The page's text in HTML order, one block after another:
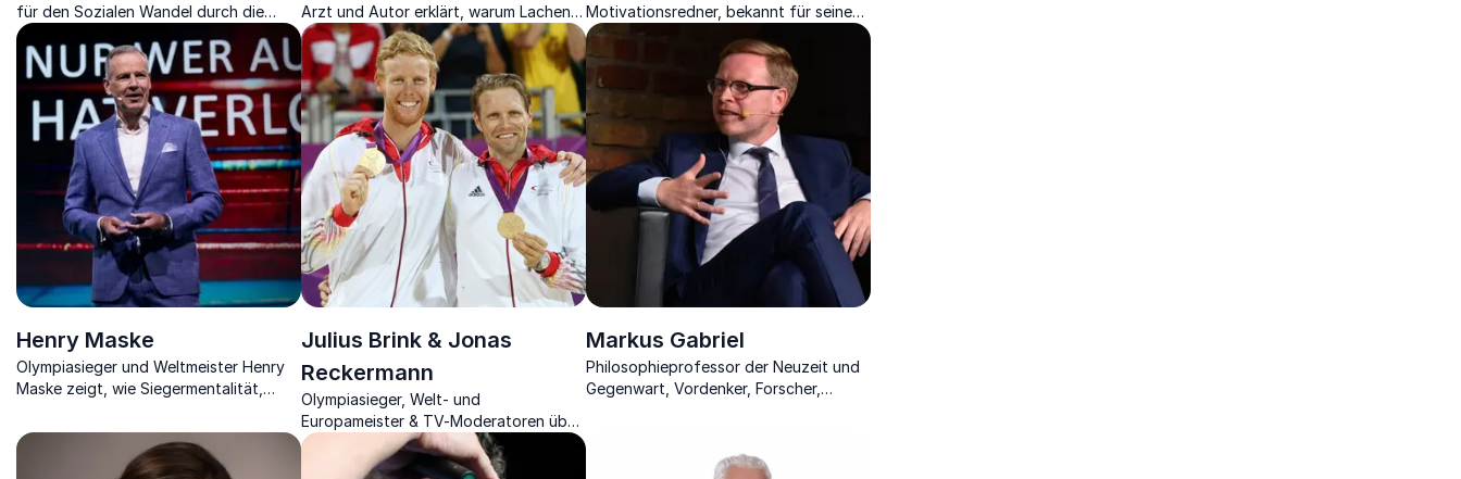
für den Sozialen Wandel durch die
Digitalisierung unserer Gesellschaft.
Arzt und Autor erklärt, warum Lachen
die beste Medizin im Leben und
Unternehmen ist.
Motivationsredner, bekannt für seine
beeindruckende Karriere als Ruderer im
Deutschland-Achter.
Henry Maske
Olympiasieger und Weltmeister Henry
Maske zeigt, wie Siegermentalität,
nachhaltigem Erfolg führen.
Julius Brink & Jonas
Reckermann
Olympiasieger, Welt- und
Europameister & TV-Moderatoren über
ihren Erfolg und Motivation.
Markus Gabriel
Philosophieprofessor der Neuzeit und
Gegenwart, Vordenker, Forscher,